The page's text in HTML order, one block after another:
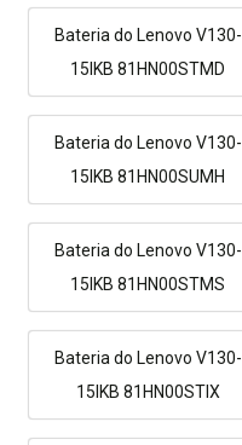
Bateria do Lenovo V130-
15IKB 81HN00STMD
Bateria do Lenovo V130-
15IKB 81HN00SUMH
Bateria do Lenovo V130-
15IKB 81HN00STMS
Bateria do Lenovo V130-
15IKB 81HN00STIX